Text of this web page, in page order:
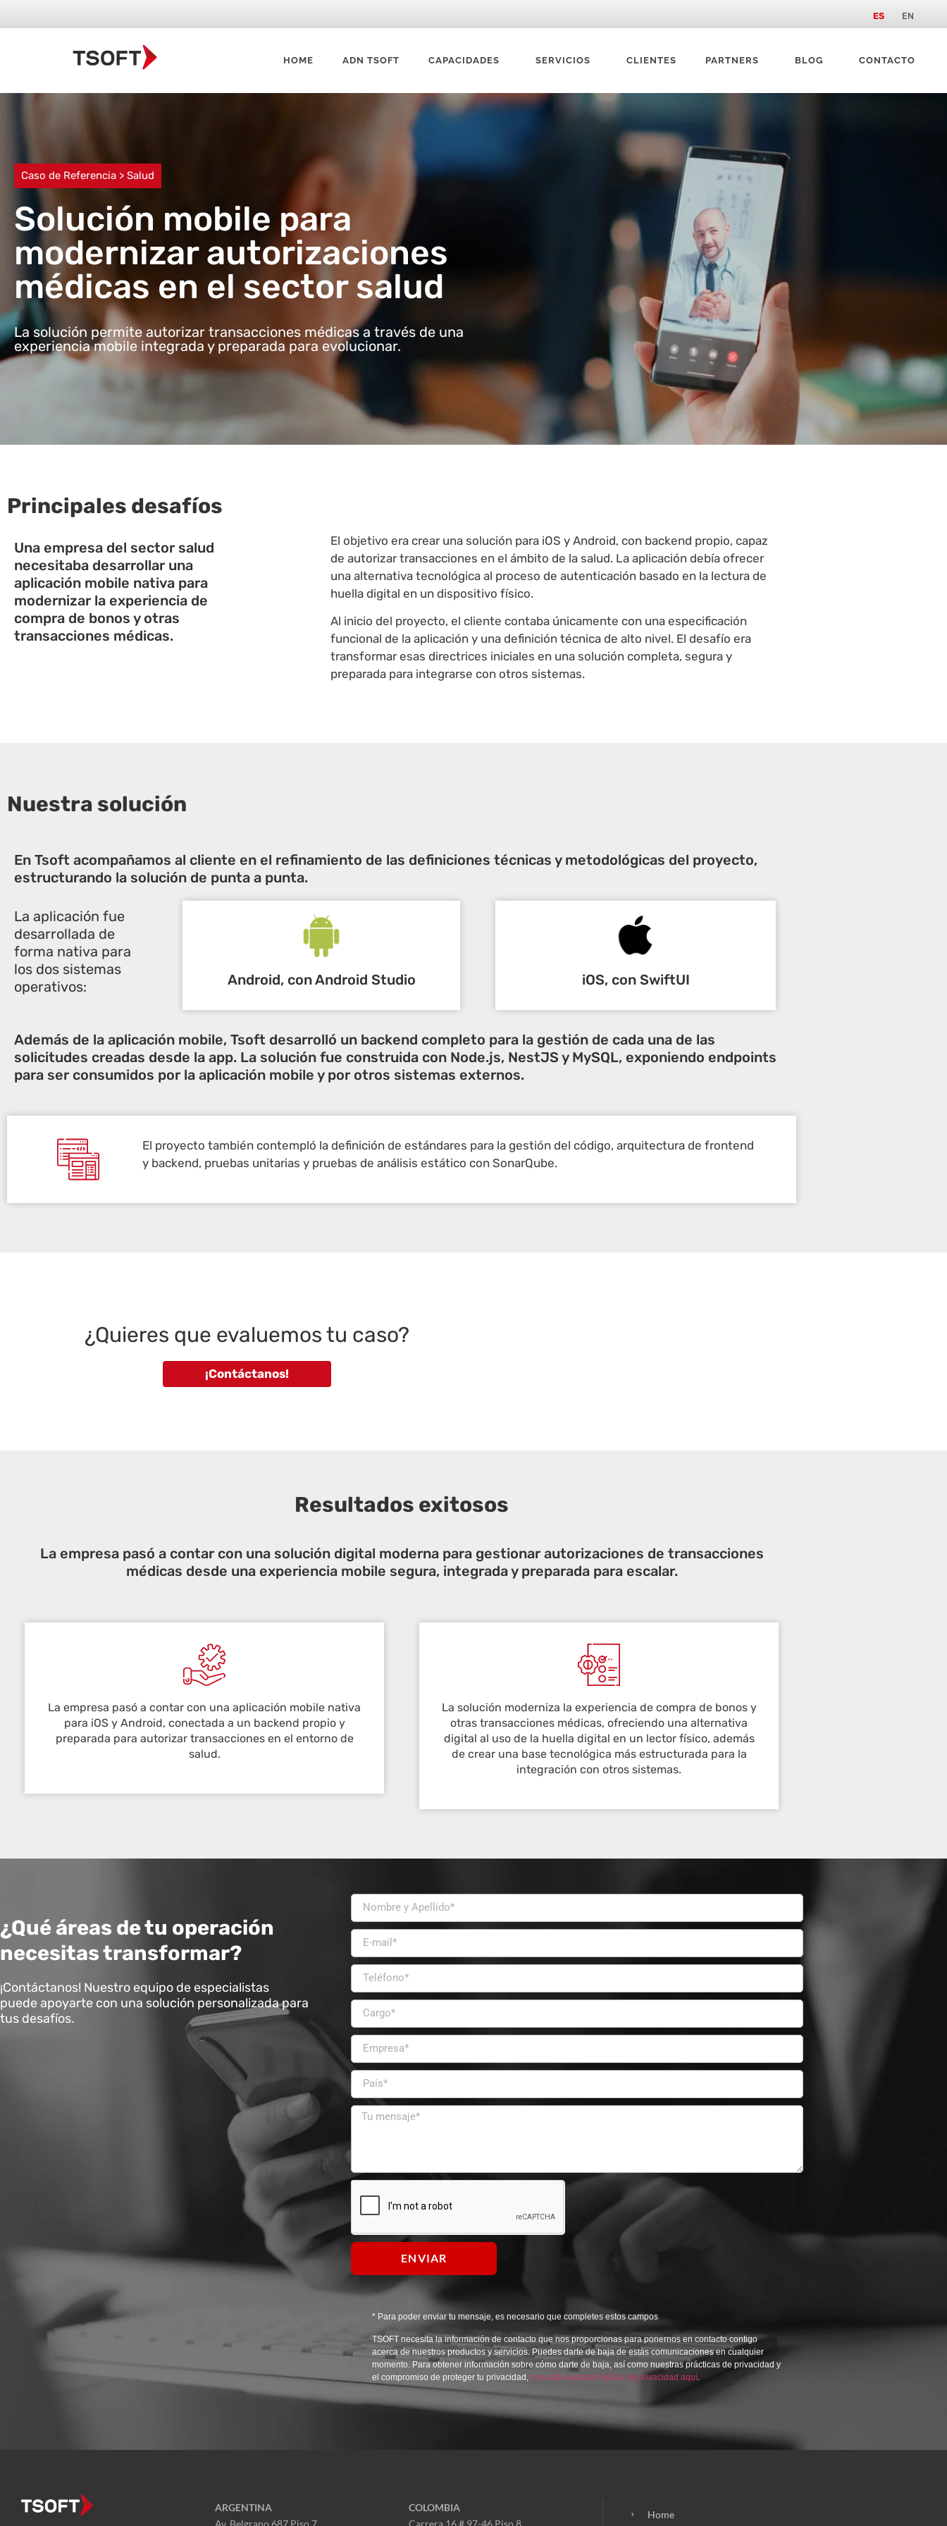
ES EN
HOME ADN TSOFT CAPACIDADES SERVICIOS CLIENTES PARTNERS BLOG CONTACTO
Caso de Referencia > Salud
Solución mobile para
modernizar autorizaciones
médicas en el sector salud
La solución permite autorizar transacciones médicas a través de una
experiencia mobile integrada y preparada para evolucionar.
Principales desafíos
Una empresa del sector salud
necesitaba desarrollar una
aplicación mobile nativa para
modernizar la experiencia de
compra de bonos y otras
transacciones médicas.
El objetivo era crear una solución para iOS y Android, con backend propio, capaz
de autorizar transacciones en el ámbito de la salud. La aplicación debía ofrecer
una alternativa tecnológica al proceso de autenticación basado en la lectura de
huella digital en un dispositivo físico.
Al inicio del proyecto, el cliente contaba únicamente con una especificación
funcional de la aplicación y una definición técnica de alto nivel. El desafío era
transformar esas directrices iniciales en una solución completa, segura y
preparada para integrarse con otros sistemas.
Nuestra solución
En Tsoft acompañamos al cliente en el refinamiento de las definiciones técnicas y metodológicas del proyecto,
estructurando la solución de punta a punta.
La aplicación fue
desarrollada de
forma nativa para
los dos sistemas
operativos:
Android, con Android Studio iOS, con SwiftUI
Además de la aplicación mobile, Tsoft desarrolló un backend completo para la gestión de cada una de las
solicitudes creadas desde la app. La solución fue construida con Node.js, NestJS y MySQL, exponiendo endpoints
para ser consumidos por la aplicación mobile y por otros sistemas externos.
El proyecto también contempló la definición de estándares para la gestión del código, arquitectura de frontend
y backend, pruebas unitarias y pruebas de análisis estático con SonarQube.
¿Quieres que evaluemos tu caso?
¡Contáctanos!
Resultados exitosos
La empresa pasó a contar con una solución digital moderna para gestionar autorizaciones de transacciones
médicas desde una experiencia mobile segura, integrada y preparada para escalar.
La empresa pasó a contar con una aplicación mobile nativa
para iOS y Android, conectada a un backend propio y
preparada para autorizar transacciones en el entorno de
salud.
La solución moderniza la experiencia de compra de bonos y
otras transacciones médicas, ofreciendo una alternativa
digital al uso de la huella digital en un lector físico, además
de crear una base tecnológica más estructurada para la
integración con otros sistemas.
¿Qué áreas de tu operación
necesitas transformar?
¡Contáctanos! Nuestro equipo de especialistas
puede apoyarte con una solución personalizada para
tus desafíos.
ENVIAR
* Para poder enviar tu mensaje, es necesario que completes estos campos
TSOFT necesita la información de contacto que nos proporcionas para ponernos en contacto contigo
acerca de nuestros productos y servicios. Puedes darte de baja de estas comunicaciones en cualquier
momento. Para obtener información sobre cómo darte de baja, así como nuestras prácticas de privacidad y
el compromiso de proteger tu privacidad, consulta nuestra Política de privacidad aquí.
ARGENTINA
COLOMBIA
Home